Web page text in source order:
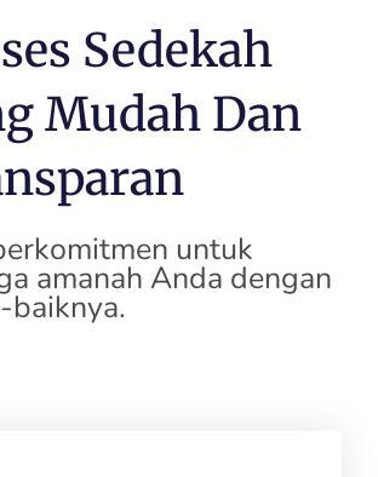
Sedekah
Mudah Dan
untuk
amanah Anda dengan
baiknya.